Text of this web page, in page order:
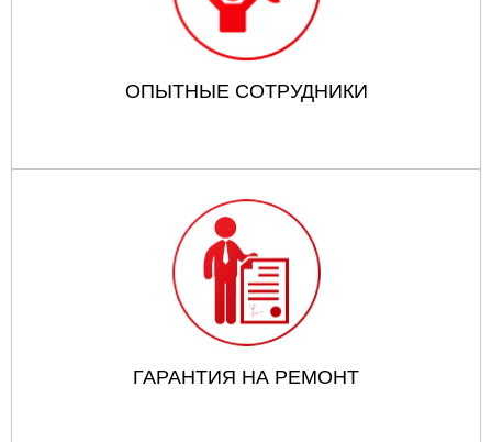
ОПЫТНЫЕ СОТРУДНИКИ
ГАРАНТИЯ НА РЕМОНТ